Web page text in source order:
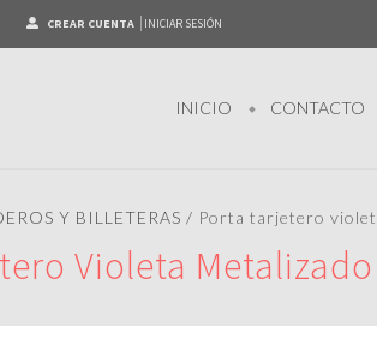
CREAR CUENTA INICIAR SESIÓN
INICIO CONTACTO
Y BILLETERAS / Porta tarjetero
Violeta Metalizado